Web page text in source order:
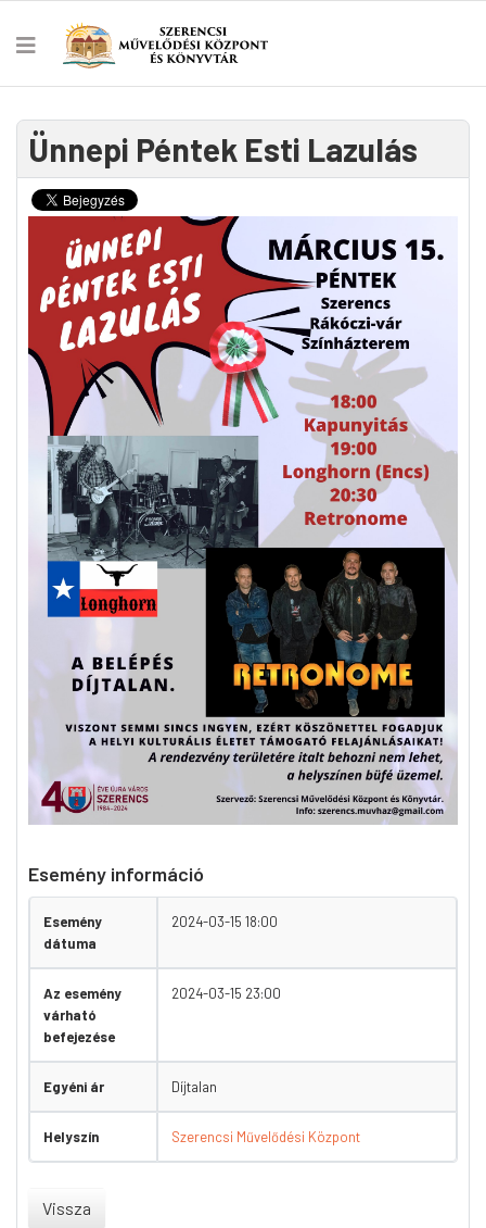
Ünnepi Péntek Esti Lazulás
Esemény információ
Esemény
dátuma
2024-03-15 18:00
Az esemény
várható
befejezése
2024-03-15 23:00
Egyéni ár Díjtalan
Helyszín Szerencsi Művelődési Központ
Vissza